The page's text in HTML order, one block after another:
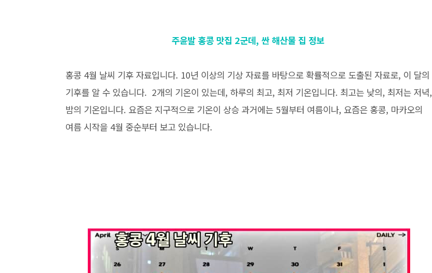
주윤발 홍콩 맛집 2군데, 싼 해산물 집 정보
홍콩 4월 날씨 기후 자료입니다. 10년 이상의 기상 자료를 바탕으로 확률적으로 도출된 자료로, 이 달의
기후를 알 수 있습니다. 2개의 기온이 있는데, 하루의 최고, 최저 기온입니다. 최고는 낮의, 최저는 저녁,
밤의 기온입니다. 요즘은 지구적으로 기온이 상승 과거에는 5월부터 여름이나, 요즘은 홍콩, 마카오의
여름 시작을 4월 중순부터 보고 있습니다.